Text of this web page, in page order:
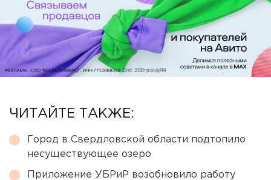
ЧИТАЙТЕ ТАКЖЕ:
Город в Свердловской области подтопило
несуществующее озеро
Приложение УБРиР возобновило работу